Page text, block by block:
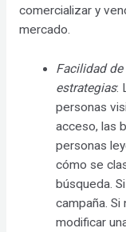
comercializar y
mercado.
Facilidad
estrategias:
personas
acceso, las
personas
cómo se
búsqueda.
campaña. Si
modificar